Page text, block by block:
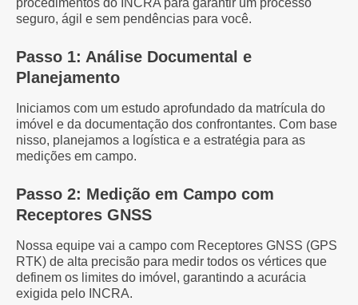
procedimentos do INCRA para garantir um processo
seguro, ágil e sem pendências para você.
Passo 1: Análise Documental e
Planejamento
Iniciamos com um estudo aprofundado da matrícula do
imóvel e da documentação dos confrontantes. Com base
nisso, planejamos a logística e a estratégia para as
medições em campo.
Passo 2: Medição em Campo com
Receptores GNSS
Nossa equipe vai a campo com Receptores GNSS (GPS
RTK) de alta precisão para medir todos os vértices que
definem os limites do imóvel, garantindo a acurácia
exigida pelo INCRA.